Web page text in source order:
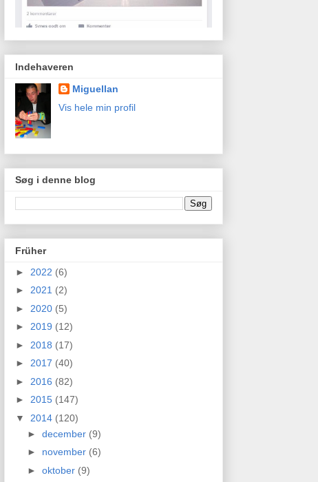
Indehaveren
Miguellan
Vis hele min profil
Søg i denne blog
Früher
► 2022 (6)
► 2021 (2)
► 2020 (5)
► 2019 (12)
► 2018 (17)
► 2017 (40)
► 2016 (82)
► 2015 (147)
▼ 2014 (120)
► december (9)
► november (6)
► oktober (9)